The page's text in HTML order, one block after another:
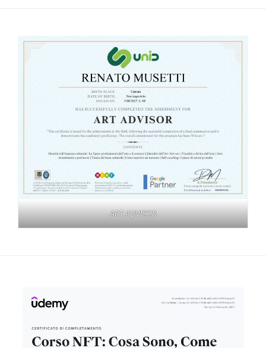
ART ADVISOR